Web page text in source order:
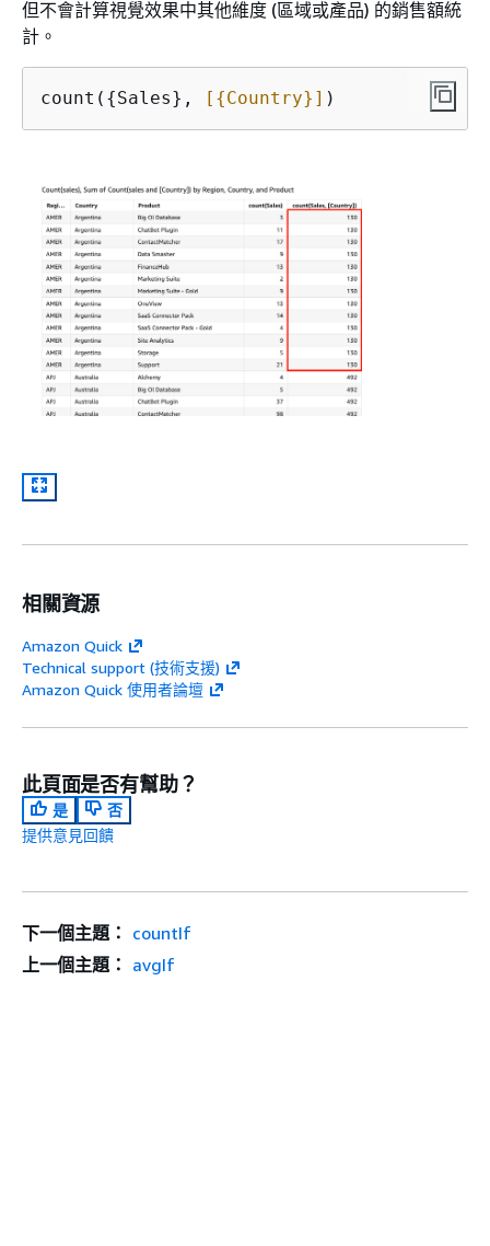
但不會計算視覺效果中其他維度 (區域或產品) 的銷售額統
計。
count( {Sales}, [ {Country}] )
相關資源
Amazon Quick
Technical support (技術支援)
Amazon Quick 使用者論壇
此頁面是否有幫助？
是
否
提供意見回饋
下一個主題： countIf
上一個主題： avgIf